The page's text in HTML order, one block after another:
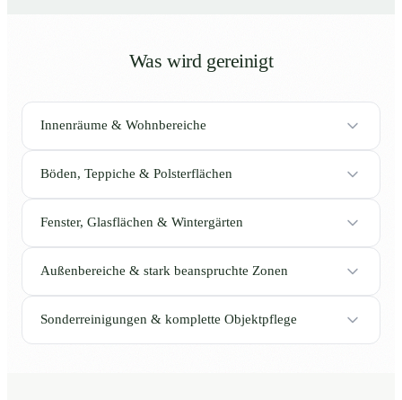
Was wird gereinigt
Innenräume & Wohnbereiche
Böden, Teppiche & Polsterflächen
Fenster, Glasflächen & Wintergärten
Außenbereiche & stark beanspruchte Zonen
Sonderreinigungen & komplette Objektpflege